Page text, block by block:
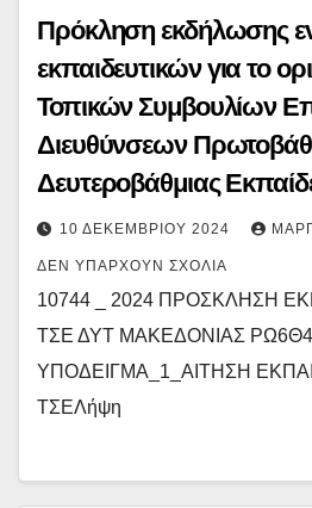
Πρόκληση εκδήλωσης
εκπαιδευτικών για το
Τοπικών Συμβουλίων
Διευθύνσεων
Δευτεροβάθμιας
Μακεδονίας
10 ΔΕΚΕΜΒΡΊΟΥ 2024
ΔΕΝ ΥΠΆΡΧΟΥΝ ΣΧΌΛΙΑ
10744 _ 2024 ΠΡΟΣΚΛΗΣΗ
ΤΣΕ ΔΥΤ ΜΑΚΕΔΟΝΙΑΣ
ΥΠΟΔΕΙΓΜΑ_1_ΑΙΤΗΣΗ
ΤΣΕΛήψη